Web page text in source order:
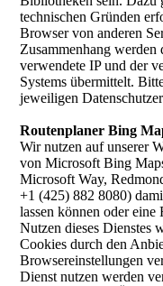
technischen Gründen
Browser von anderen
Zusammenhang
verwendete IP und der
Systems übermittelt.
jeweiligen
Routenplaner Bing
Wir nutzen auf unserer
von Microsoft Bing
Microsoft Way,
+1 (425) 882 8080)
lassen können oder
Nutzen dieses Dienstes
Cookies durch den
Browsereinstellungen
Dienst nutzen werden